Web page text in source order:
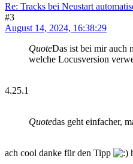
Re: Tracks bei Neustart
#3
August 14, 2024, 16:38:29
QuoteDas ist bei mir auch
welche Locusversion
4.25.1
Quotedas geht einfacher,
ach cool danke für den Tipp